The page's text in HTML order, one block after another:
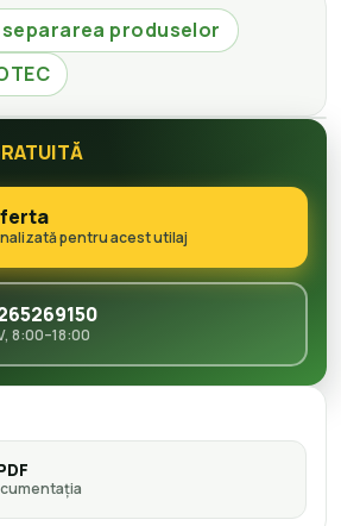
produselor
pentru acest utilaj
8:00–18:00